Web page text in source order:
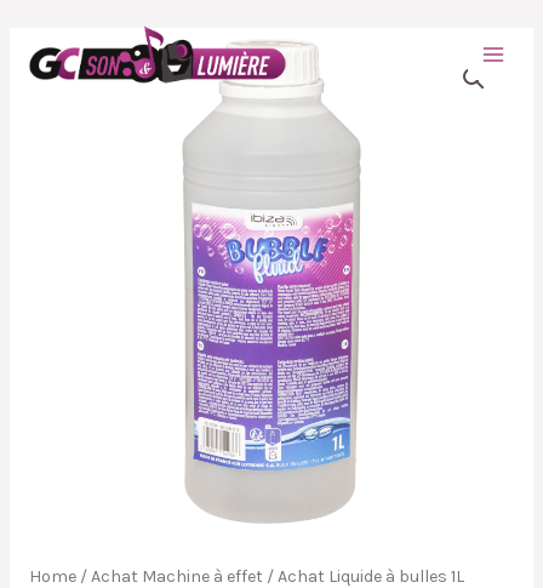
Home/Achat Machine à effet/ Achat Liquide à bulles 1L